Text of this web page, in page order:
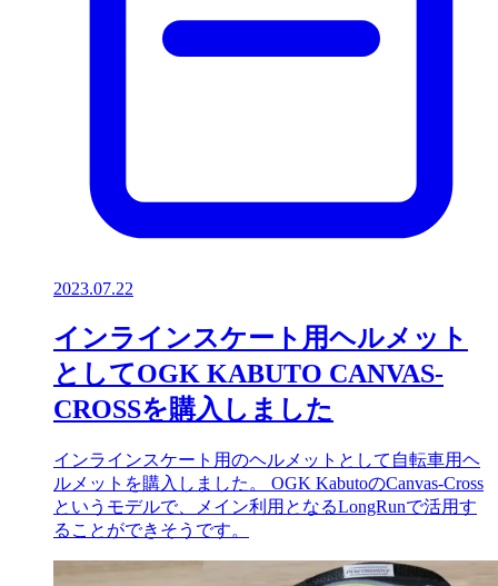
2023.07.22
インラインスケート用ヘルメット
としてOGK KABUTO CANVAS-
CROSSを購入しました
インラインスケート用のヘルメットとして自転車用ヘ
ルメットを購入しました。 OGK KabutoのCanvas-Cross
というモデルで、メイン利用となるLongRunで活用す
ることができそうです。